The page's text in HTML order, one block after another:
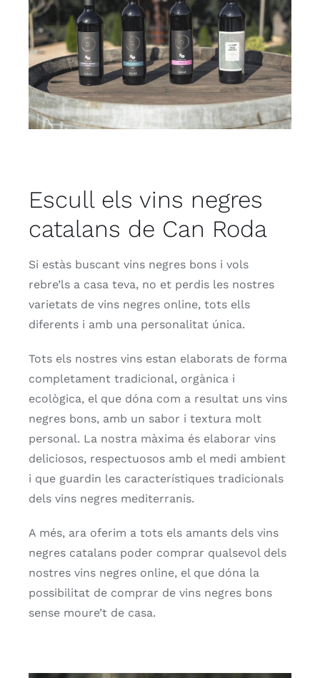
Escull els vins negres
catalans de Can Roda
Si estàs buscant vins negres bons i vols
rebre’ls a casa teva, no et perdis les nostres
varietats de vins negres online, tots ells
diferents i amb una personalitat única.
Tots els nostres vins estan elaborats de forma
completament tradicional, orgànica i
ecològica, el que dóna com a resultat uns vins
negres bons, amb un sabor i textura molt
personal. La nostra màxima és elaborar vins
deliciosos, respectuosos amb el medi ambient
i que guardin les característiques tradicionals
dels vins negres mediterranis.
A més, ara oferim a tots els amants dels vins
negres catalans poder comprar qualsevol dels
nostres vins negres online, el que dóna la
possibilitat de comprar de vins negres bons
sense moure’t de casa.